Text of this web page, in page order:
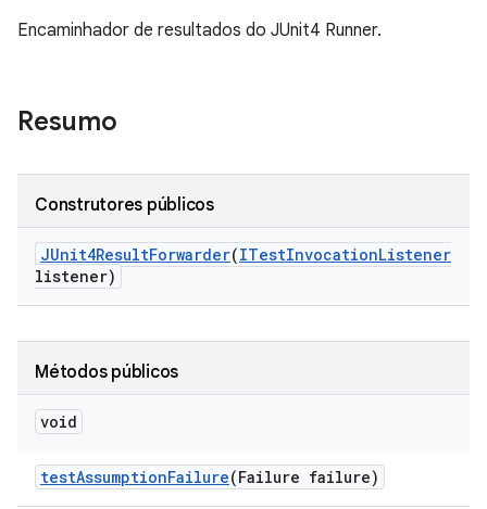
Encaminhador de resultados do JUnit4 Runner.
Resumo
Construtores públicos
JUnit4ResultForwarder(ITestInvocationListener
listener)
Métodos públicos
void
testAssumptionFailure(Failure failure)